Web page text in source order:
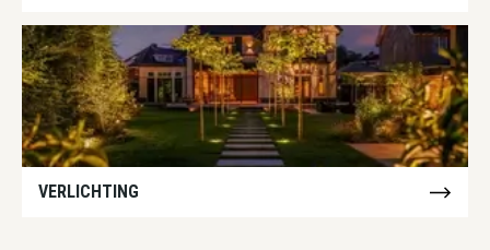
VERLICHTING